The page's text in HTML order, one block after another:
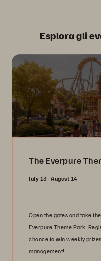
Esplora gli
The Everpure
July 13 - August 14
Open the gates and take
Everpure Theme Park.
chance to win weekly
management!